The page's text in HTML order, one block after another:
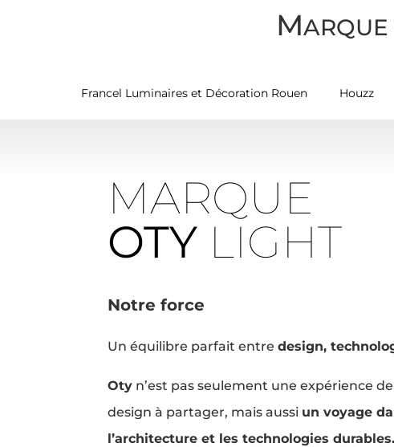
MARQUE
Francel Luminaires et Décoration Rouen Houzz
MARQUE
OTY LIGHT
Notre force
Un équilibre parfait entredesign,
Oty n’est pas seulement une expérience
design à partager, mais aussi un voyage
l’architecture et les technologies durables.